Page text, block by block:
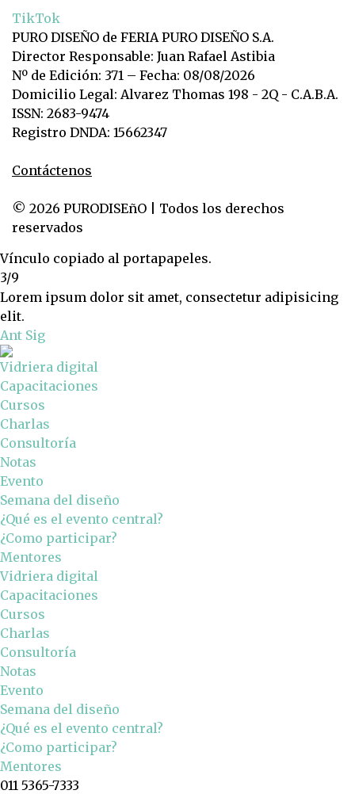
TikTok
PURO DISEÑO de FERIA PURO DISEÑO S.A.
Director Responsable: Juan Rafael Astibia
Nº de Edición: 371 – Fecha: 08/08/2026
Domicilio Legal: Alvarez Thomas 198 - 2Q - C.A.B.A.
ISSN: 2683-9474
Registro DNDA: 15662347
Contáctenos
© 2026 PURODISEñO | Todos los derechos
reservados
Vínculo copiado al portapapeles.
3/9
Lorem ipsum dolor sit amet, consectetur adipisicing
elit.
Ant Sig
Vidriera digital
Capacitaciones
Cursos
Charlas
Consultoría
Notas
Evento
Semana del diseño
¿Qué es el evento central?
¿Como participar?
Mentores
Vidriera digital
Capacitaciones
Cursos
Charlas
Consultoría
Notas
Evento
Semana del diseño
¿Qué es el evento central?
¿Como participar?
Mentores
011 5365-7333